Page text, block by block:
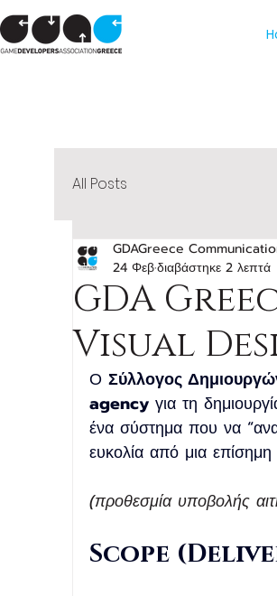
All Posts
GDA
Visual
GDAGreece
24 Φεβδιαβάστηκε 2 λεπτά
Ο Σύλλογος
agency για τη
ένα σύστημα που να
ευκολία από μια
(προθεσμία υποβολής
Scope